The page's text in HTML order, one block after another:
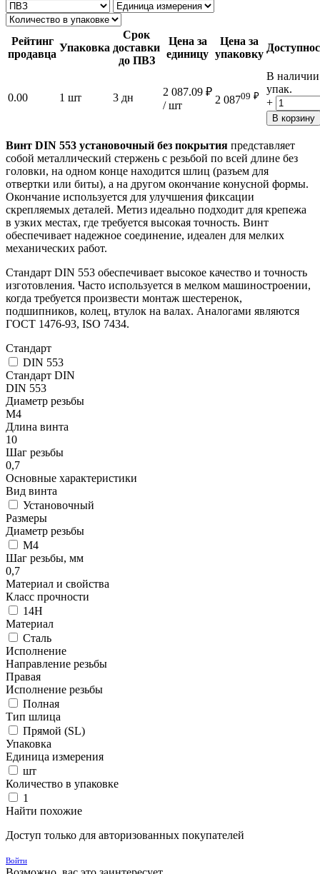
Рейтинг
продавца
Упаковка
Срок
доставки
до ПВЗ
Цена за
единицу
Цена за
упаковку
0.00 1 шт 3 дн 2 087.09 ₽
/ шт
2 08709 ₽
В
упак.
+
В корзину
Винт DIN 553 установочный без покрытия представляет
собой металлический стержень с резьбой по всей длине без
головки, на одном конце находится шлиц (разъем для
отвертки или биты), а на другом окончание конусной формы.
Окончание используется для улучшения фиксации
скрепляемых деталей. Метиз идеально подходит для крепежа
в узких местах, где требуется высокая точность. Винт
обеспечивает надежное соединение, идеален для мелких
механических работ.
Стандарт DIN 553 обеспечивает высокое качество и точность
изготовления. Часто используется в мелком машиностроении,
когда требуется произвести монтаж шестеренок,
подшипников, колец, втулок на валах. Аналогами являются
ГОСТ 1476-93, ISO 7434.
Стандарт
DIN 553
Стандарт DIN
DIN 553
Диаметр резьбы
М4
Длина винта
10
Шаг резьбы
0,7
Основные характеристики
Вид винта
Установочный
Размеры
Диаметр резьбы
М4
Шаг резьбы, мм
0,7
Материал и свойства
Класс прочности
14H
Материал
Сталь
Исполнение
Направление резьбы
Правая
Исполнение резьбы
Полная
Тип шлица
Прямой (SL)
Упаковка
Единица измерения
шт
Количество в упаковке
1
Найти похожие
Доступ только для авторизованных покупателей
Войти